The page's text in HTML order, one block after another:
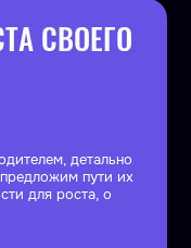
СВОЕГО
детально
пути их
для роста, о